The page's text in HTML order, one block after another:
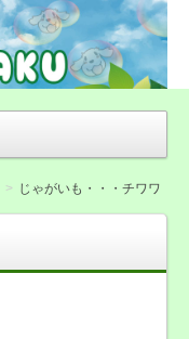
じゃがいも・・・チワワ